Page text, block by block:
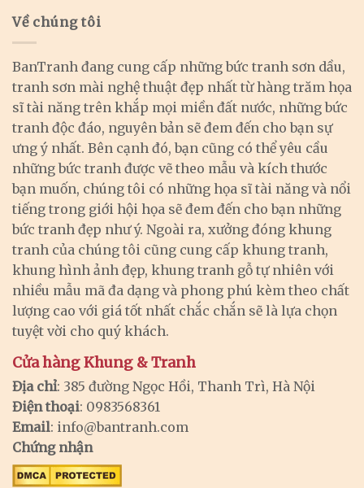
Về chúng tôi
BanTranh đang cung cấp những bức tranh sơn dầu,
tranh sơn mài nghệ thuật đẹp nhất từ hàng trăm họa
sĩ tài năng trên khắp mọi miền đất nước, những bức
tranh độc đáo, nguyên bản sẽ đem đến cho bạn sự
ưng ý nhất. Bên cạnh đó, bạn cũng có thể yêu cầu
những bức tranh được vẽ theo mẫu và kích thước
bạn muốn, chúng tôi có những họa sĩ tài năng và nổi
tiếng trong giới hội họa sẽ đem đến cho bạn những
bức tranh đẹp như ý. Ngoài ra, xưởng đóng khung
tranh của chúng tôi cũng cung cấp khung tranh,
khung hình ảnh đẹp, khung tranh gỗ tự nhiên với
nhiều mẫu mã đa dạng và phong phú kèm theo chất
lượng cao với giá tốt nhất chắc chắn sẽ là lựa chọn
tuyệt vời cho quý khách.
Cửa hàng Khung & Tranh
Địa chỉ: 385 đường Ngọc Hồi, Thanh Trì, Hà Nội
Điện thoại: 0983568361
Email: info@bantranh.com
Chứng nhận